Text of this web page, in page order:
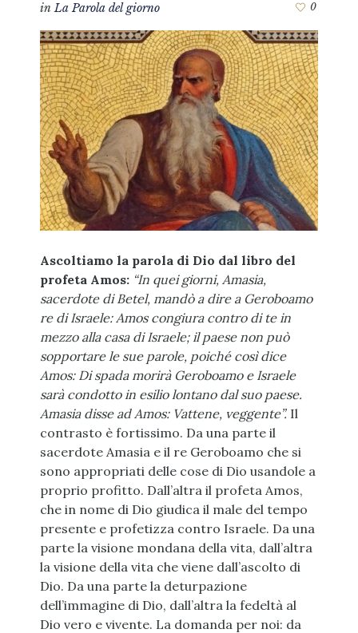
inLa Parola del giorno 0
Ascoltiamo la parola di Dio dal libro del
profeta Amos: “In quei giorni, Amasia,
sacerdote di Betel, mandò a dire a Geroboamo
re di Israele: Amos congiura contro di te in
mezzo alla casa di Israele; il paese non può
sopportare le sue parole, poiché così dice
Amos: Di spada morirà Geroboamo e Israele
sarà condotto in esilio lontano dal suo paese.
Amasia disse ad Amos: Vattene, veggente”.Il
contrasto è fortissimo. Da una parte il
sacerdote Amasia e il re Geroboamo che si
sono appropriati delle cose di Dio usandole a
proprio profitto. Dall’altra il profeta Amos,
che in nome di Dio giudica il male del tempo
presente e profetizza contro Israele. Da una
parte la visione mondana della vita, dall’altra
la visione della vita che viene dall’ascolto di
Dio. Da una parte la deturpazione
dell’immagine di Dio, dall’altra la fedeltà al
Dio vero e vivente. La domanda per noi: da